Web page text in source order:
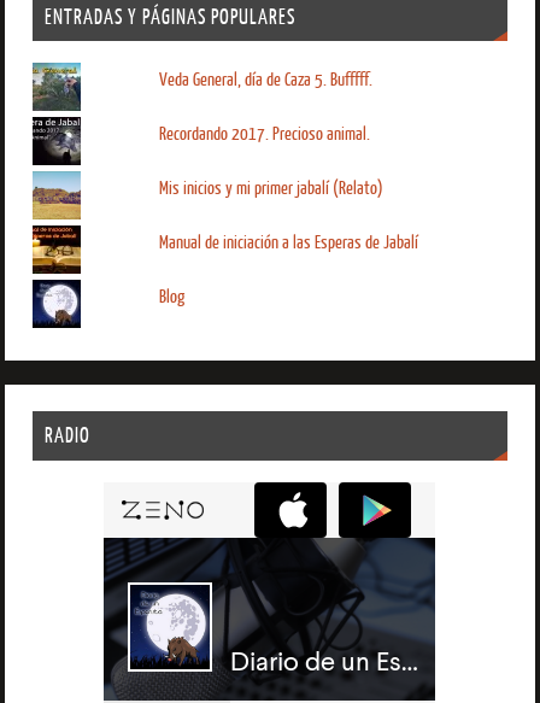
ENTRADAS Y PÁGINAS POPULARES
Veda General, día de Caza 5. Bufffff.
Recordando 2017. Precioso animal.
Mis inicios y mi primer jabalí (Relato)
Manual de iniciación a las Esperas de Jabalí
Blog
RADIO